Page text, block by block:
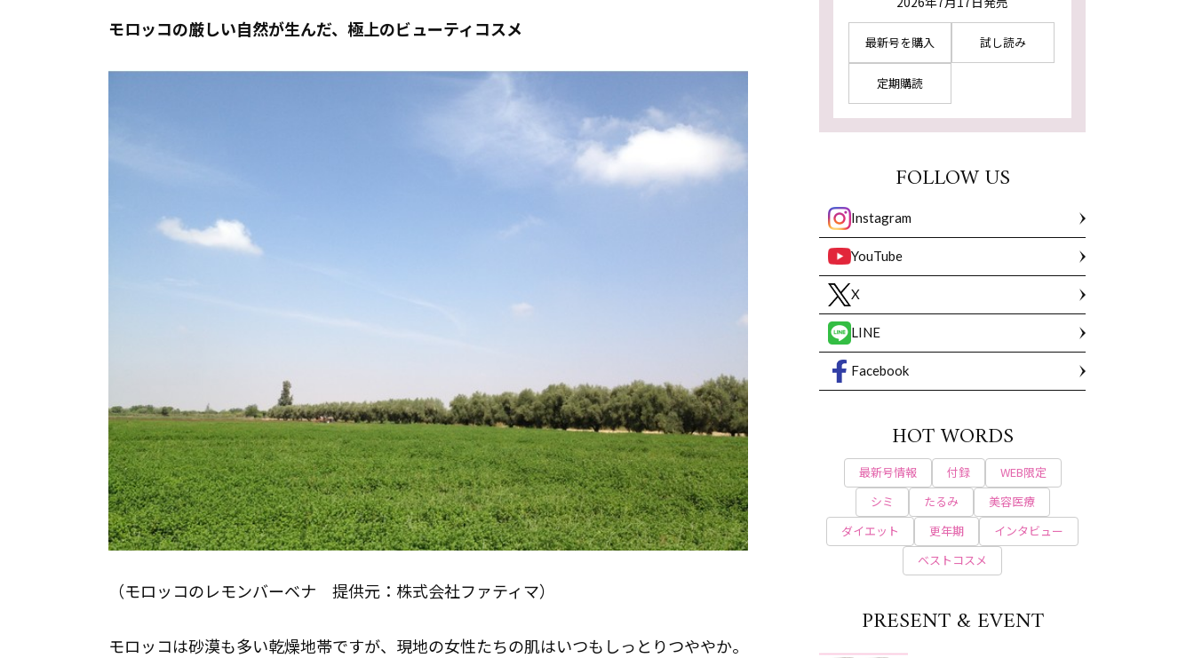
モロッコの厳しい自然が生んだ、極上のビューティコスメ
（モロッコのレモンバーベナ 提供元：株式会社ファティマ）
モロッコは砂漠も多い乾燥地帯ですが、現地の女性たちの肌はいつもしっとりつややか。
最新号を購入 試し読み
定期購読
FOLLOW US
Instagram
YouTube
X
LINE
Facebook
HOT WORDS
最新号情報 付録
WEB限定
シミ
たるみ
美容医療
ダイエット
更年期
インタビュー
ベストコスメ
PRESENT & EVENT